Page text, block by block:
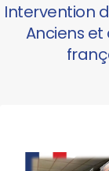
Intervention
Anciens et